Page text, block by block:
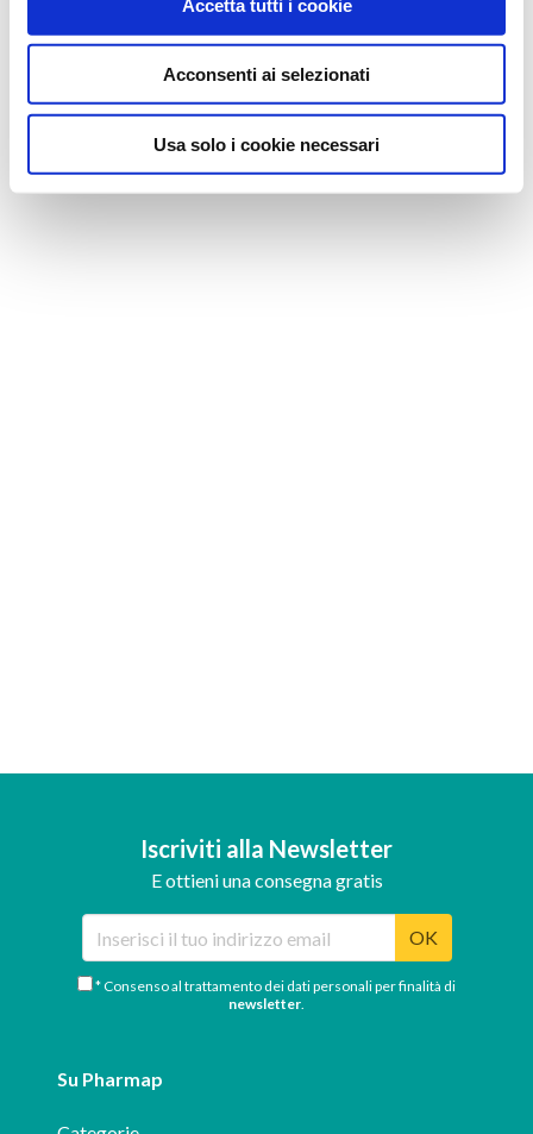
Accetta tutti i cookie
Acconsenti ai selezionati
Usa solo i cookie necessari
Iscriviti alla Newsletter
E ottieni una consegna gratis
OK
* Consenso al trattamento dei dati personali per finalità di
newsletter.
Su Pharmap